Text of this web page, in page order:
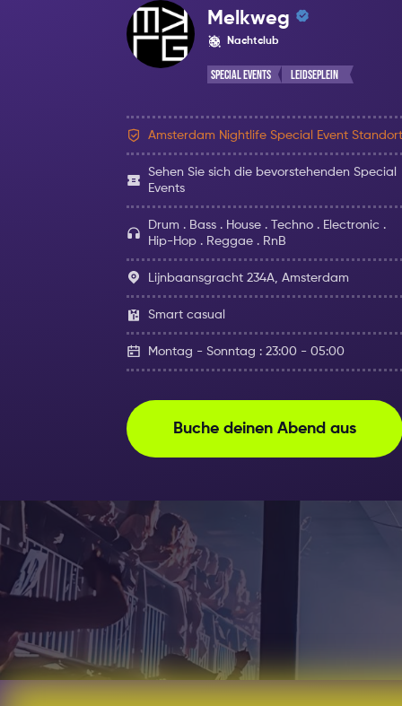
Melkweg
Nachtclub
Special Events Leidseplein
Amsterdam Nightlife Special Event Standort
Sehen Sie sich die bevorstehenden Special
Events
Drum . Bass . House . Techno . Electronic .
Hip-Hop . Reggae . RnB
Lijnbaansgracht 234A, Amsterdam
Smart casual
Montag - Sonntag : 23:00 - 05:00
Buche deinen Abend aus